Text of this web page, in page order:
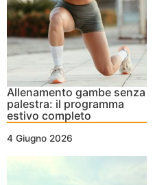
Allenamento gambe senza
palestra: il programma
estivo completo
4 Giugno 2026